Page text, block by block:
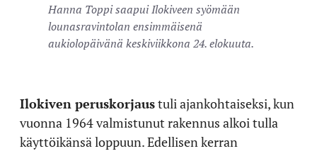
Hanna Toppi saapui Ilokiveen syömään
lounasravintolan ensimmäisenä
aukiolopäivänä keskiviikkona 24. elokuuta.
Ilokiven peruskorjaustuli ajankohtaiseksi, kun
vuonna 1964 valmistunut rakennus alkoi tulla
käyttöikänsä loppuun. Edellisen kerran